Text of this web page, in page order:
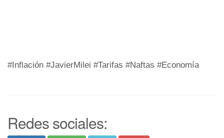
#Inflación #JavierMilei #Tarifas #Naftas #Economía
Redes sociales: